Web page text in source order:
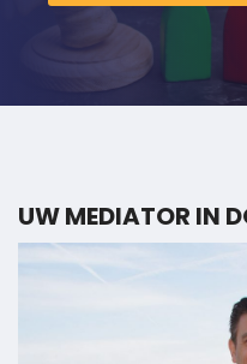
UW MEDIATOR IN